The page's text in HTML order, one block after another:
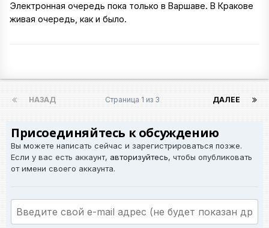
Электронная очередь пока только в Варшаве. В Кракове
живая очередь, как и было.
НАЗАД ДАЛЕЕ
Страница 1 из 3
Присоединяйтесь к обсуждению
Вы можете написать сейчас и зарегистрироваться позже.
Если у вас есть аккаунт, авторизуйтесь, чтобы опубликовать
от имени своего аккаунта.